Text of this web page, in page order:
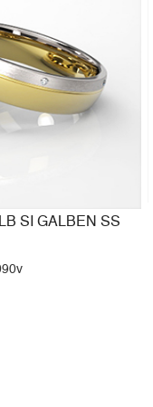
SI GALBEN SS